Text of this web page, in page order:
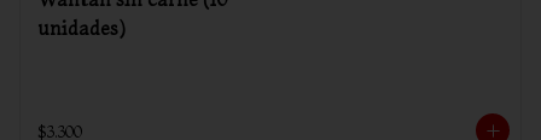
unidades)
$3.300